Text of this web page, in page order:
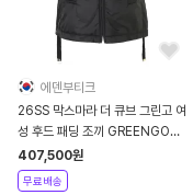
에덴부티크
26SS 막스마라 더 큐브 그린고 여
성 후드 패딩 조끼 GREENGO
009
407,500원
무료배송